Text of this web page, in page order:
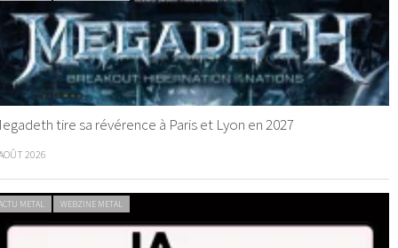
tire sa révérence à Paris et Lyon en 2027
2026
METAL WEBZINE METAL